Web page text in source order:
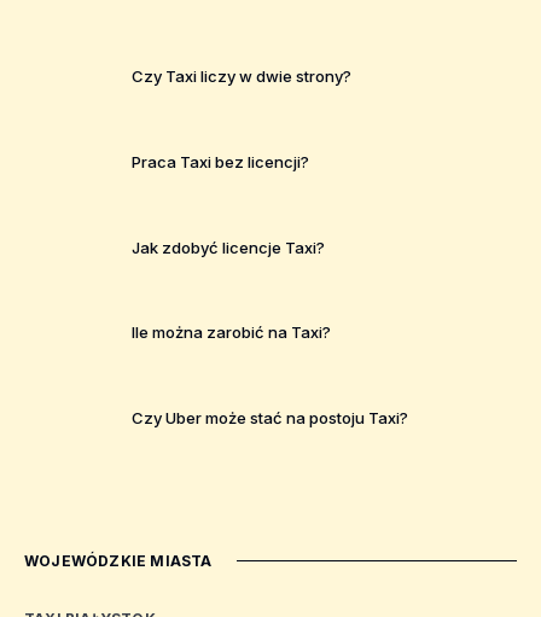
Czy Taxi liczy w dwie strony?
Praca Taxi bez licencji?
Jak zdobyć licencje Taxi?
Ile można zarobić na Taxi?
Czy Uber może stać na postoju Taxi?
WOJEWÓDZKIE MIASTA